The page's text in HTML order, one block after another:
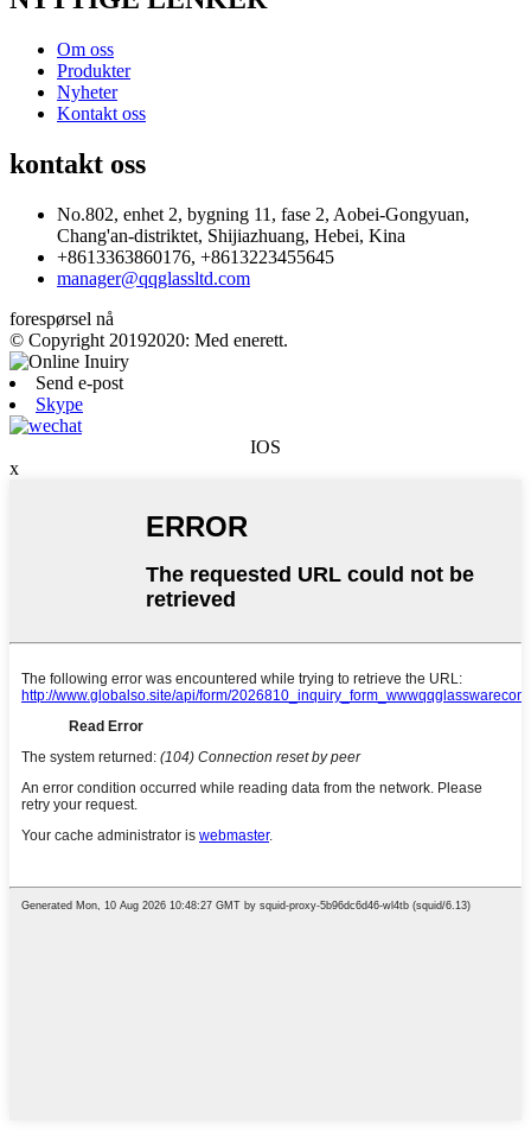
Om oss
Produkter
Nyheter
Kontakt oss
kontakt oss
No.802, enhet 2, bygning 11, fase 2, Aobei-Gongyuan,
Chang'an-distriktet, Shijiazhuang, Hebei, Kina
+8613363860176, +8613223455645
manager@qqglassltd.com
forespørsel nå
© Copyright 20192020: Med enerett.
Send e-post
Skype
IOS
x